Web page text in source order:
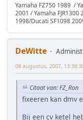
Yamaha FZ750 1989 /
2001 / Yamaha
1998/Ducati SF1098
DeWitte
08 augustus, 2007,
Citaat van: FZ_Ron
fixeeren kan dmv
Bij een cv ketel